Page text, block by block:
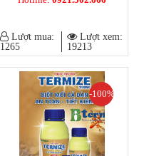
Lượt mua:
1265
Lượt xem:
19213
-100%